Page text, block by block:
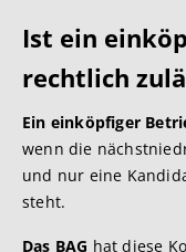
Ist ein
rechtlich
Ein einköpfiger
wenn die
und nur eine
steht.
Das BAG hat diese